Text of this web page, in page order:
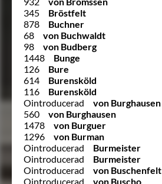
345
Bröstfelt
878
Buchner
68
von Buchwaldt
98
von Budberg
1448
Bunge
126
Bure
614
Burensköld
116
Burensköld
Ointroducerad
von Burghausen
560
von Burghausen
1478
von Burguer
1296
von Burman
Ointroducerad
Burmeister
Ointroducerad
Burmeister
Ointroducerad
von Buschenfelt
Ointroducerad
von Buscho